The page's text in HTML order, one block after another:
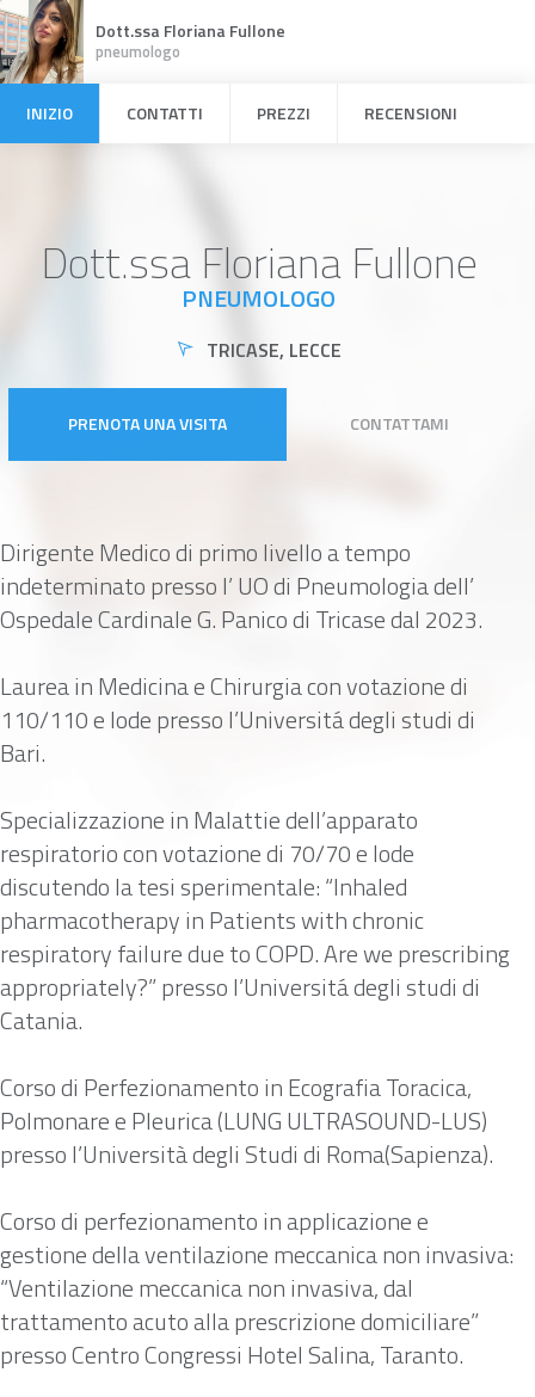
Dott.ssa Floriana Fullone
pneumologo
INIZIO CONTATTI PREZZI RECENSIONI
Dott.ssa Floriana Fullone
PNEUMOLOGO
TRICASE, LECCE
PRENOTA UNA VISITA CONTATTAMI
Dirigente Medico di primo livello a tempo
indeterminato presso l’ UO di Pneumologia dell’
Ospedale Cardinale G. Panico di Tricase dal 2023.
Laurea in Medicina e Chirurgia con votazione di
110/110 e lode presso l’Universitá degli studi di
Bari.
Specializzazione in Malattie dell’apparato
respiratorio con votazione di 70/70 e lode
discutendo la tesi sperimentale: “Inhaled
pharmacotherapy in Patients with chronic
respiratory failure due to COPD. Are we prescribing
appropriately?” presso l’Universitá degli studi di
Catania.
Corso di Perfezionamento in Ecografia Toracica,
Polmonare e Pleurica (LUNG ULTRASOUND-LUS)
presso l’Università degli Studi di Roma(Sapienza).
Corso di perfezionamento in applicazione e
gestione della ventilazione meccanica non invasiva:
“Ventilazione meccanica non invasiva, dal
trattamento acuto alla prescrizione domiciliare”
presso Centro Congressi Hotel Salina, Taranto.